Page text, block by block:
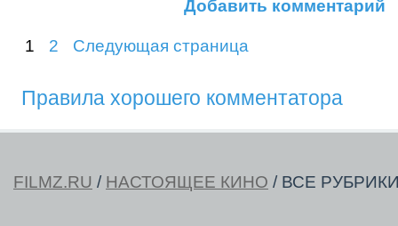
Добавить комментарий
1 2 Следующая страница
Правила хорошего комментатора
FILMZ.RU / НАСТОЯЩЕЕ КИНО / ВСЕ